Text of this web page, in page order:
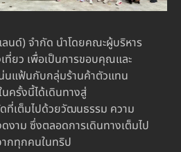
นด์) จำกัด นำโดยคณะผู้บริหาร
ที่ยว เพื่อเป็นการขอบคุณและ
นแฟ้นกับกลุ่มร้านค้าตัวแทน
ครั้งนี้ได้เดินทางสู่
ที่เต็มไปด้วยวัฒนธรรม ความ
งาม ซึ่งตลอดการเดินทางเต็มไป
กทุกคนในทริป